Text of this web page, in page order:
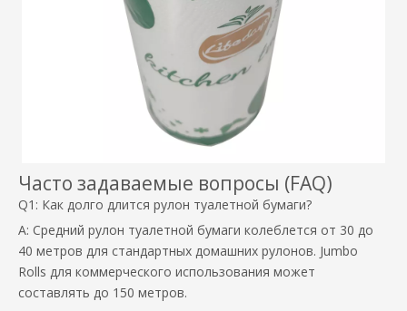
Часто задаваемые вопросы (FAQ)
Q1: Как долго длится рулон туалетной бумаги?
A: Средний рулон туалетной бумаги колеблется от 30 до
40 метров для стандартных домашних рулонов. Jumbo
Rolls для коммерческого использования может
составлять до 150 метров.